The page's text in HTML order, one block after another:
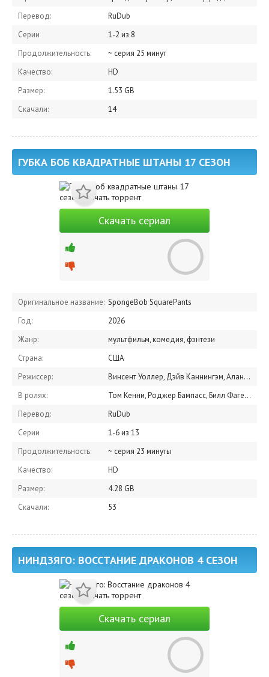
Перевод:
RuDub
Серии
1-2 из 8
Продолжительность:
~ серия 25 минут
Качество:
HD
Размер:
1.53 GB
Скачали:
14
ГУБКА БОБ КВАДРАТНЫЕ ШТАНЫ 17 СЕЗОН
Скачать сериал
Оригинальное название: SpongeBob SquarePants
Год:
2026
Жанр:
мультфильм, комедия, фэнтези
Страна:
США
Режиссер:
Винсент Уоллер, Дэйв Каннингэм, Алан Смарт
В ролях:
Том Кенни, Роджер Бампасс, Билл Фагербакки, Клэнси Браун, Мистер Лоуренс, Ди Брэдли Бейкер, Кэролин Лоуренс, Джилл Тэлли, Сирена Ирвин, Мэри Джо Кэтлетт
Перевод:
RuDub
Серии
1-6 из 13
Продолжительность:
~ серия 23 минуты
Качество:
HD
Размер:
4.28 GB
Скачали:
53
НИНДЗЯГО: ВОССТАНИЕ ДРАКОНОВ 4 СЕЗОН
Скачать сериал